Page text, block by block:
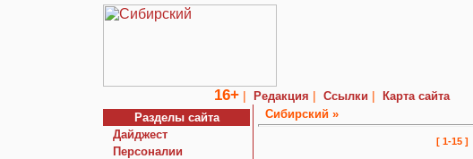
16+ | Редакция | Ссылки |
Карта сайта
Разделы сайта
Дайджест
Персоналии
Сибирский »
[ 1-15 ]